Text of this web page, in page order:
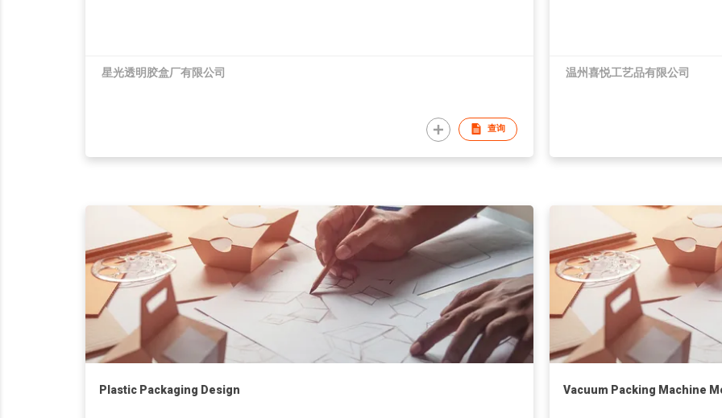
星光透明胶盒厂有限公司
查询
温州喜悦工艺品有限公司
Plastic Packaging Design Vacuum Packing Machine